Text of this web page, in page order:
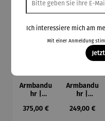
Armbandu
hr |
ph –
Regulärer Preis:
375,00 €
Armbandu
hr |
olz –
Regulärer
249,00 €
Ich interessiere mich am
Mit einer Anmeldung